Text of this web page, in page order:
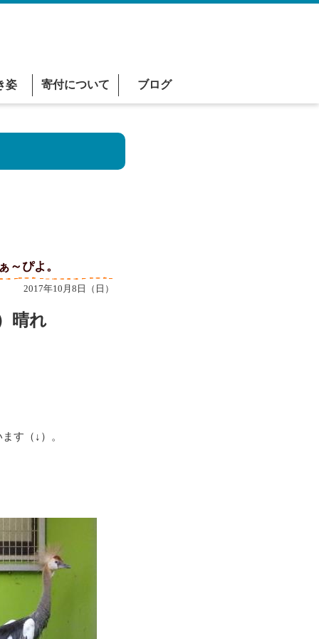
姿 寄付について ブログ
ぴよ。
2017年10月8日（日）
晴れ
す（↓）。